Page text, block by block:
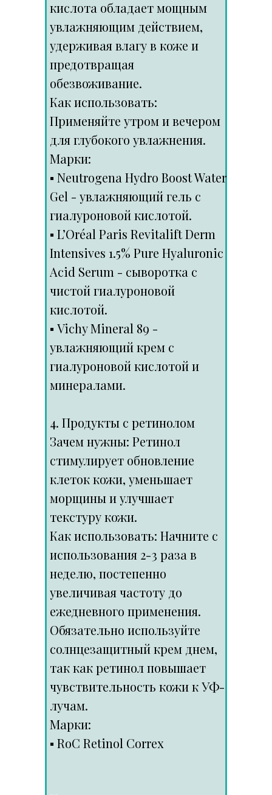
кислота обладает мощным
увлажняющим действием,
удерживая влагу в коже и
предотвращая
обезвоживание.
Как использовать:
Применяйте утром и вечером
для глубокого увлажнения.
Марки:
▪️ Neutrogena Hydro Boost Water
Gel - увлажняющий гель с
гиалуроновой кислотой.
▪️ L’Oréal Paris Revitalift Derm
Intensives 1.5% Pure Hyaluronic
Acid Serum - сыворотка с
чистой гиалуроновой
кислотой.
▪️ Vichy Mineral 89 -
увлажняющий крем с
гиалуроновой кислотой и
минералами.
4. Продукты с ретинолом
Зачем нужны: Ретинол
стимулирует обновление
клеток кожи, уменьшает
морщины и улучшает
текстуру кожи.
Как использовать: Начните с
использования 2-3 раза в
неделю, постепенно
увеличивая частоту до
ежедневного применения.
Обязательно используйте
солнцезащитный крем днем,
так как ретинол повышает
чувствительность кожи к УФ-
лучам.
Марки:
▪️ RoC Retinol Correx